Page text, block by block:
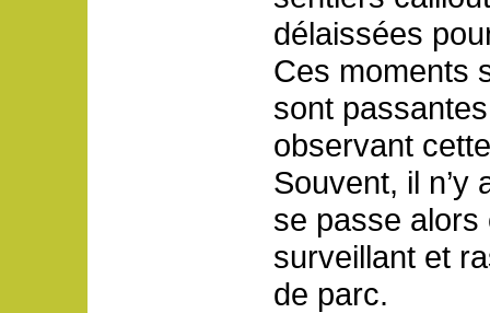
délaissées
Ces moments
sont
observant
Souvent, il n’y
se passe alors
surveillant et
de parc.